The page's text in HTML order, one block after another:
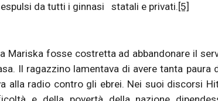
da tutti i ginnasi statali e privati. [5]
Mariska fosse costretta ad abbandonare il
Il ragazzino lamentava di avere tanta paura
alla radio contro gli ebrei. Nei suoi discorsi